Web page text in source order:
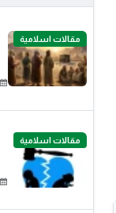
مقالات اسلامية
مقالات اسلامية